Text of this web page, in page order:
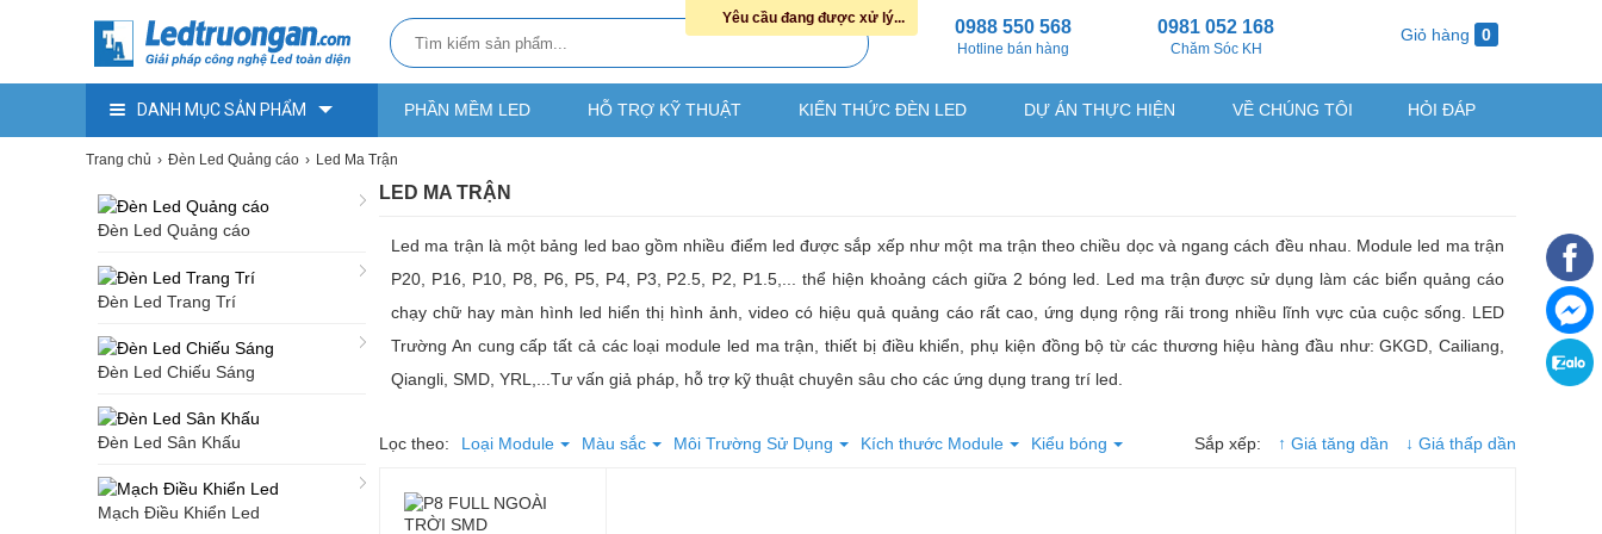
0988 550 568
Hotline bán hàng
0981 052 168
Chăm Sóc KH
Giỏ hàng 0
DANH MỤC SẢN PHẨM PHẦN MỀM LED HỖ TRỢ KỸ THUẬT KIẾN THỨC ĐÈN LED DỰ ÁN THỰC HIỆN VỀ CHÚNG TÔI HỎI ĐÁP
Trang chủ Đèn Led Quảng cáo Led Ma Trận
Đèn Led Quảng cáo
Đèn Led Trang Trí
Đèn Led Chiếu Sáng
Đèn Led Sân Khấu
Mạch Điều Khiển Led
LED MA TRẬN
Led ma trận là một bảng led bao gồm nhiều điểm led được sắp xếp như một ma trận theo chiều dọc và ngang cách đều nhau. Module led ma trận
P20, P16, P10, P8, P6, P5, P4, P3, P2.5, P2, P1.5,... thể hiện khoảng cách giữa 2 bóng led. Led ma trận được sử dụng làm các biển quảng cáo
chạy chữ hay màn hình led hiển thị hình ảnh, video có hiệu quả quảng cáo rất cao, ứng dụng rộng rãi trong nhiều lĩnh vực của cuộc sống. LED
Trường An cung cấp tất cả các loại module led ma trận, thiết bị điều khiển, phụ kiện đồng bộ từ các thương hiệu hàng đầu như: GKGD, Cailiang,
Qiangli, SMD, YRL,...Tư vấn giả pháp, hỗ trợ kỹ thuật chuyên sâu cho các ứng dụng trang trí led.
Lọc theo: Loại Module Màu sắc Môi Trường Sử Dụng Kích thước Module Kiểu bóng Sắp xếp: ↑ Giá tăng dần ↓ Giá thấp dần
Yêu cầu đang được xử lý...